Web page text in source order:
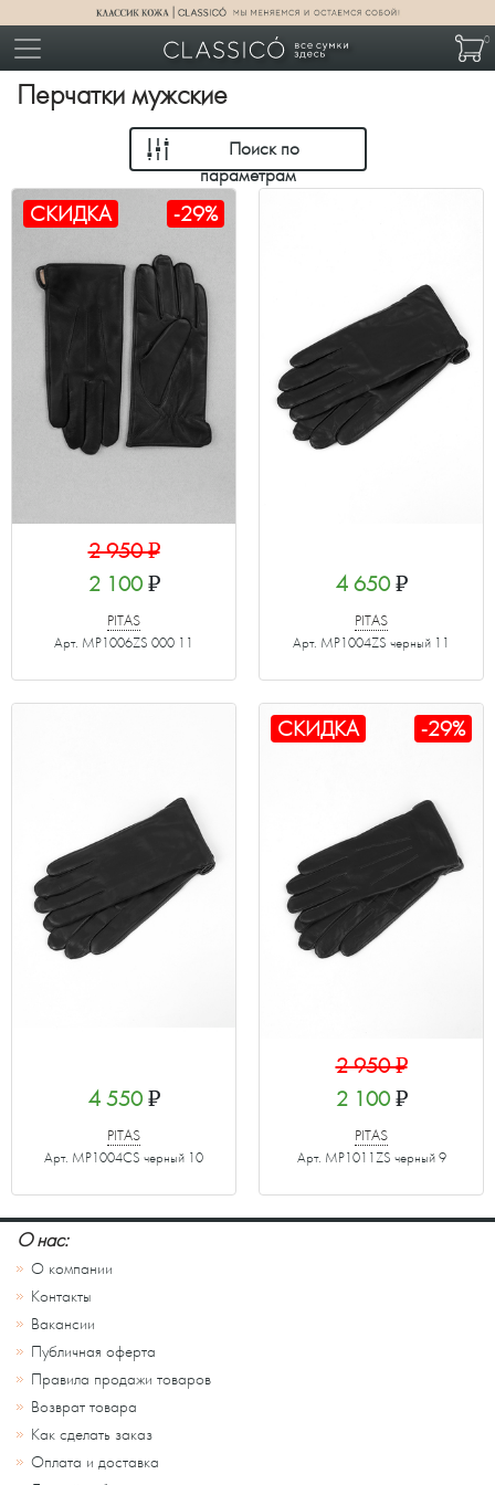
0
Перчатки мужские
Поиск по
параметрам
СКИДКА -29%
2 950₽
2 100₽
PITAS
Арт. MP1006ZS 000 11
4 650₽
PITAS
Арт. MP1004ZS черный 11
4 550₽
PITAS
Арт. MP1004CS черный 10
СКИДКА -29%
2 950₽
2 100₽
PITAS
Арт. MP1011ZS черный 9
О нас:
О компании
Контакты
Вакансии
Публичная оферта
Правила продажи товаров
Возврат товара
Как сделать заказ
Оплата и доставка